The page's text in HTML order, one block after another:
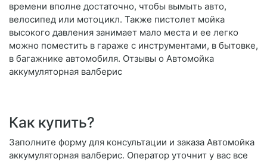
времени вполне достаточно, чтобы вымыть авто,
велосипед или мотоцикл. Также пистолет мойка
высокого давления занимает мало места и ее легко
можно поместить в гараже с инструментами, в бытовке,
в багажнике автомобиля. Отзывы о Автомойка
аккумуляторная валберис
Как купить?
Заполните форму для консультации и заказа Автомойка
аккумуляторная валберис. Оператор уточнит у вас все